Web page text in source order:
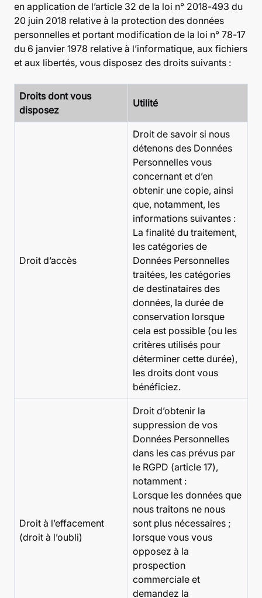
en application de l’article 32 de la loi n° 2018-493 du
20 juin 2018 relative à la protection des données
personnelles et portant modification de la loi n° 78-17
du 6 janvier 1978 relative à l’informatique, aux fichiers
et aux libertés, vous disposez des droits suivants :
Droits dont vous
disposez
Utilité
Droit d’accès
Droit de savoir si nous
détenons des Données
Personnelles vous
concernant et d’en
obtenir une copie, ainsi
que, notamment, les
informations suivantes :
La finalité du traitement,
les catégories de
Données Personnelles
traitées, les catégories
de destinataires des
données, la durée de
conservation lorsque
cela est possible (ou les
critères utilisés pour
déterminer cette durée),
les droits dont vous
bénéficiez.
Droit à l’effacement
(droit à l’oubli)
Droit d’obtenir la
suppression de vos
Données Personnelles
dans les cas prévus par
le RGPD (article 17),
notamment :
Lorsque les données que
nous traitons ne nous
sont plus nécessaires ;
lorsque vous vous
opposez à la
prospection
commerciale et
demandez la